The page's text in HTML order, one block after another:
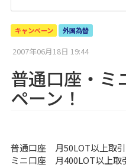
キャンペーン 外国為替
2007年06月18日 19:44
普通口座・ミ
ペーン！
普通口座 月50LOT以上取引
ミニ口座 月400LOT以上取